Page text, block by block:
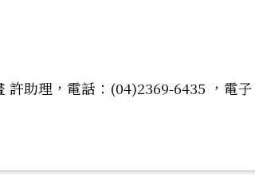
許助理，電話：(04)2369-6435 ，電子